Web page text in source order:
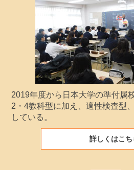
2019年度から日本大学の準付属
2・4教科型に加え、適性検査型
している。
詳しくはこち